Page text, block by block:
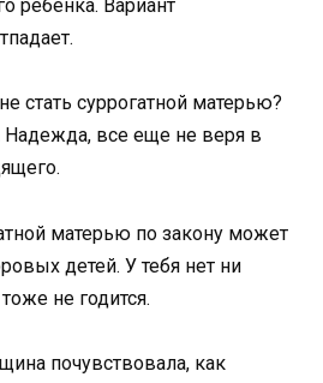
ребенка. Вариант
стать суррогатной матерью?
Надежда, все еще не веря в
матерью по закону может
детей. У тебя нет ни
не годится.
почувствовала, как